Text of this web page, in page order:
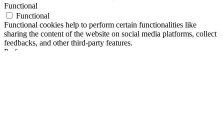
Functional
Functional
Functional cookies help to perform certain functionalities like
sharing the content of the website on social media platforms, collect
feedbacks, and other third-party features.
Performance